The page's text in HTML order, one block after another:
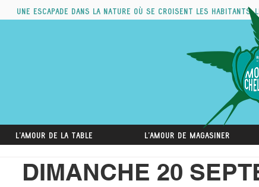
Une escapade dans la nature où se croisent les
L'amour de la table L'amour de magasiner
DIMANCHE 20